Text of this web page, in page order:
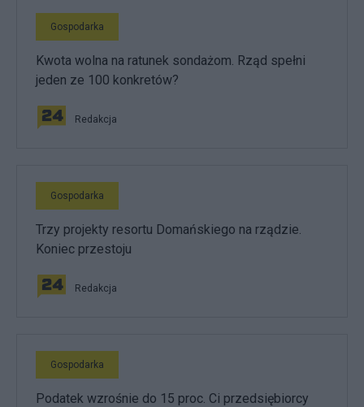
Gospodarka
Kwota wolna na ratunek sondażom. Rząd spełni
jeden ze 100 konkretów?
Redakcja
Gospodarka
Trzy projekty resortu Domańskiego na rządzie.
Koniec przestoju
Redakcja
Gospodarka
Podatek wzrośnie do 15 proc. Ci przedsiębiorcy